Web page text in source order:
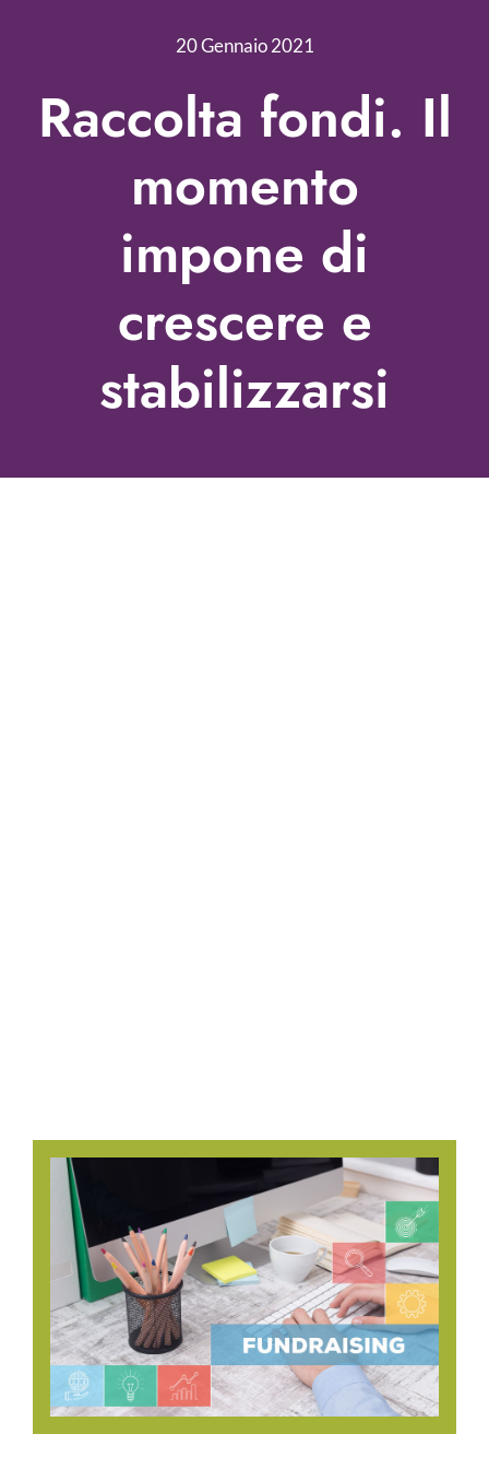
Nonprofit Blog
Libri
Multimedia
Come contattarci
20 Gennaio 2021
Raccolta fondi. Il
momento
impone di
crescere e
stabilizzarsi